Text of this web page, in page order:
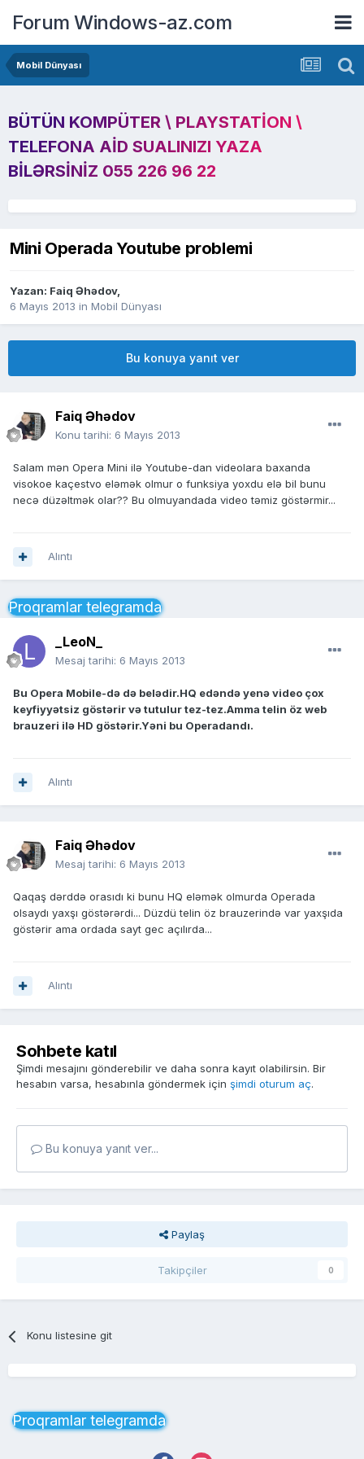
Forum Windows-az.com
Mobil Dünyası
BÜTÜN KOMPÜTER \ PLAYSTATION \
TELEFONA AID SUALINIZI YAZA
BILƏRSINIZ 055 226 96 22
Mini Operada Youtube problemi
Yazan: Faiq Əhədov,
6 Mayıs 2013 in Mobil Dünyası
Bu konuya yanıt ver
Faiq Əhədov
Konu tarihi: 6 Mayıs 2013
Salam mən Opera Mini ilə Youtube-dan videolara baxanda
visokoe kaçestvo eləmək olmur o funksiya yoxdu elə bil bunu
necə düzəltmək olar?? Bu olmuyandada video təmiz göstərmir...
Alıntı
Proqramlar telegramda
_LeoN_
Mesaj tarihi: 6 Mayıs 2013
Bu Opera Mobile-də də belədir.HQ edəndə yenə video çox
keyfiyyətsiz göstərir və tutulur tez-tez.Amma telin öz web
brauzeri ilə HD göstərir.Yəni bu Operadandı.
Alıntı
Faiq Əhədov
Mesaj tarihi: 6 Mayıs 2013
Qaqaş dərddə orasıdı ki bunu HQ eləmək olmurda Operada
olsaydı yaxşı göstərərdi... Düzdü telin öz brauzerində var yaxşıda
göstərir ama ordada sayt gec açılırda...
Alıntı
Sohbete katıl
Şimdi mesajını gönderebilir ve daha sonra kayıt olabilirsin. Bir
hesabın varsa, hesabınla göndermek için şimdi oturum aç.
Bu konuya yanıt ver...
Paylaş
Takipçiler 0
Konu listesine git
Proqramlar telegramda